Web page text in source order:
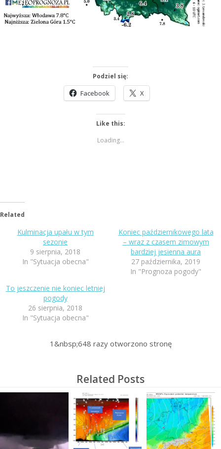
Podziel się:
Facebook X
Like this:
Loading...
Related
Kulminacja upału w tym
sezonie
9 sierpnia, 2018
In "Sytuacja obecna"
Koniec październikowego lata
– wraz z czasem zimowym
bardziej jesienna aura
27 października, 2019
In "Prognoza pogody"
To jeszczenie nie koniec letniej
pogody
26 sierpnia, 2018
In "Sytuacja obecna"
1&nbsp;648 razy otworzono stronę
Related Posts